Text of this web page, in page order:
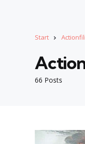
Start
66 Posts